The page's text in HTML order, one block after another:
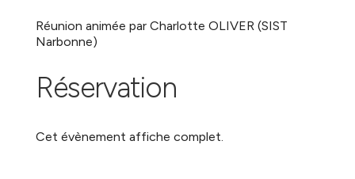
Réunion animée par Charlotte OLIVER (SIST
Narbonne)
Réservation
Cet évènement affiche complet.